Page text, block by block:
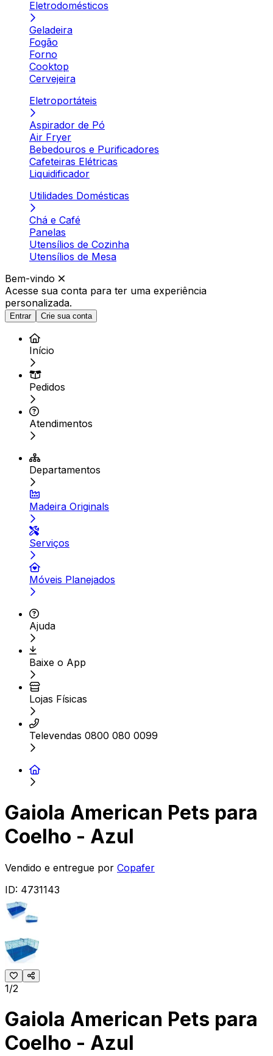
Eletrodomésticos
Geladeira
Fogão
Forno
Cooktop
Cervejeira
Eletroportáteis
Aspirador de Pó
Air Fryer
Bebedouros e Purificadores
Cafeteiras Elétricas
Liquidificador
Utilidades Domésticas
Chá e Café
Panelas
Utensílios de Cozinha
Utensílios de Mesa
Bem-vindo
Acesse sua conta para ter uma experiência
personalizada.
Entrar Crie sua conta
Início
Pedidos
Atendimentos
Departamentos
Madeira Originals
Serviços
Móveis Planejados
Ajuda
Baixe o App
Lojas Físicas
Televendas 0800 080 0099
Gaiola American Pets para
Coelho - Azul
Vendido e entregue por Copafer
ID: 4731143
1/2
Gaiola American Pets para
Coelho - Azul